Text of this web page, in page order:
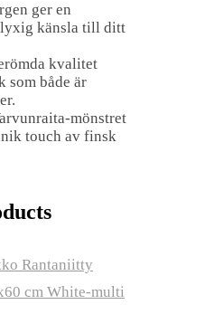
ger en
känsla till ditt
kvalitet
som både är
mönstret
touch av finsk